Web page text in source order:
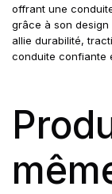
offrant une
grâce à son design
allie durabilité,
conduite confiante